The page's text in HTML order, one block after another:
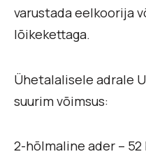
varustada eelkoorija
lõikekettaga.
Ühetalalisele adrale
suurim võimsus:
2-hõlmaline ader – 52